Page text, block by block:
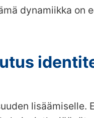
dynamiikka on
lisäämiselle.